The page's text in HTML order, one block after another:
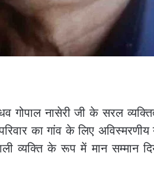
गोपाल नासेरी जी के सरल
का गांव के लिए अविस्मरणीय
व्यक्ति के रूप में मान सम्मान